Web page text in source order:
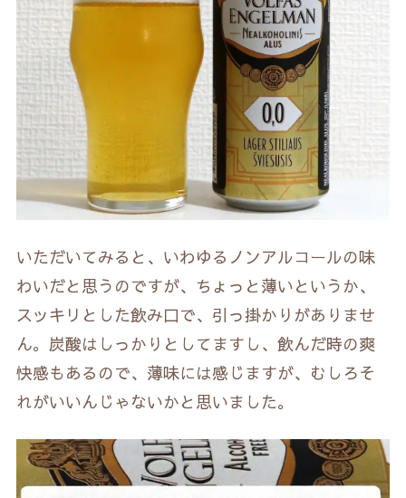
いただいてみると、いわゆるノンアルコールの味
わいだと思うのですが、ちょっと薄いというか、
スッキリとした飲み口で、引っ掛かりがありませ
ん。炭酸はしっかりとしてますし、飲んだ時の爽
快感もあるので、薄味には感じますが、むしろそ
れがいいんじゃないかと思いました。